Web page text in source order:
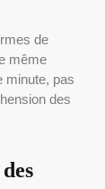
de
même
minute, pas
des